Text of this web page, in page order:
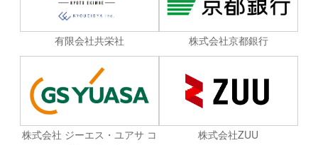
有限会社共栄社 株式会社京都銀行
株式会社 ジーエス・ユアサ コ
株式会社ZUU